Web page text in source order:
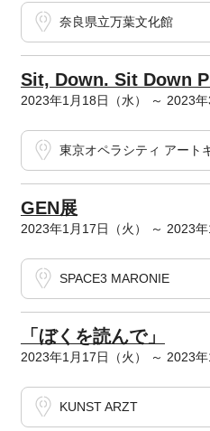
奈良県立万葉文化館
Sit, Down. Sit Down
2023年1月18日（水） ～ 2023年
東京オペラシティ アート
GEN展
2023年1月17日（火） ～ 2023年
SPACE3 MARONIE
「ぼくを読んで」
2023年1月17日（火） ～ 2023年
KUNST ARZT